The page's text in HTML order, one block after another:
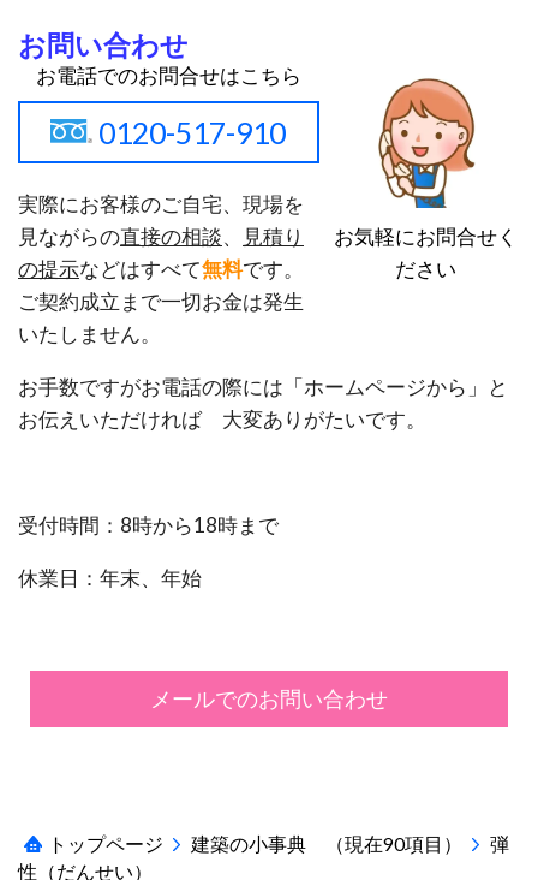
お問い合わせ
お気軽にお問合せく
ださい
お電話でのお問合せはこちら
0120-517-910
実際にお客様のご自宅、現場を
見ながらの直接の相談、
見積り
の提示などはすべて無料です。
ご契約成立まで一切お金は発生
いたしません。
お手数ですがお電話の際には「ホームページから」と
お伝えいただければ 大変ありがたいです。
受付時間：8時から18時まで
休業日：年末、年始
メールでのお問い合わせ
トップページ 建築の小事典 （現在90項目）
弾
性（だんせい）